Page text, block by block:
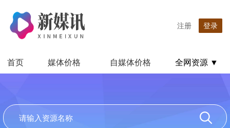
注册 登录
首页 媒体价格 自媒体价格 全网资源 ▼